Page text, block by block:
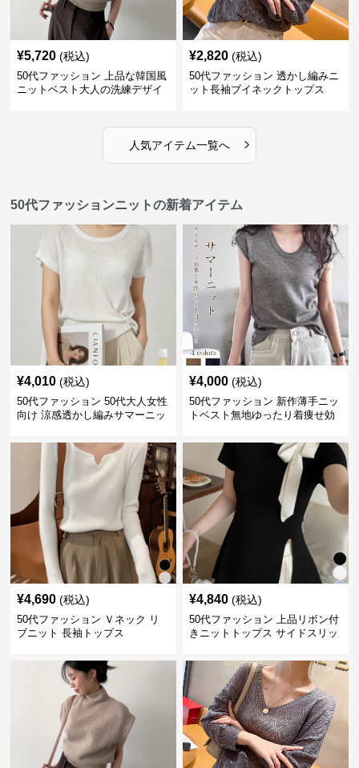
¥5,720 (税込)
50代ファッション 上品な韓国風
ニットベスト大人の洗練デザイ
¥2,820 (税込)
50代ファッション 透かし編みニ
ット長袖ブイネックトップス
人気アイテム一覧へ ›
50代ファッションニットの新着アイテム
¥4,010 (税込)
50代ファッション 50代大人女性
向け 涼感透かし編みサマーニッ
¥4,000 (税込)
50代ファッション 新作薄手ニッ
トベスト無地ゆったり着痩せ効
¥4,690 (税込)
50代ファッション Ｖネック リ
ブニット 長袖トップス
¥4,840 (税込)
50代ファッション 上品リボン付
きニットトップス サイドスリッ